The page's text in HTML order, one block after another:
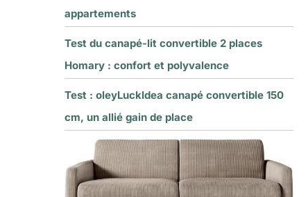
appartements
Test du canapé-lit convertible 2 places
Homary : confort et polyvalence
Test : oleyLuckIdea canapé convertible 150
cm, un allié gain de place